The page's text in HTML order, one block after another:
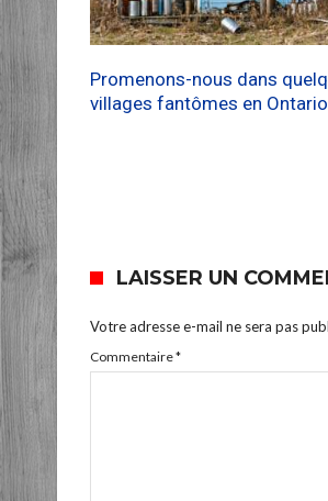
Promenons-nous dans
villages fantômes en Ontario
LAISSER UN
Votre adresse e-mail ne sera pas
Commentaire*